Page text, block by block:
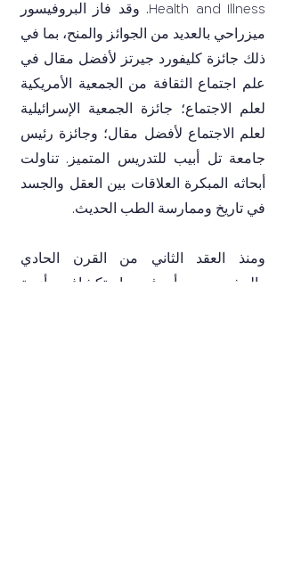
Health and Illness. وقد فاز البروفيسور
ميزراحي بالعديد من الجوائز والمنح، بما في
ذلك جائزة كليفورد جيرتز لأفضل مقال في
علم اجتماع الثقافة من الجمعية الأمريكية
لعلم الاجتماع؛ جائزة الجمعية الإسرائيلية
لعلم الاجتماع لأفضل مقال؛ وجائزة رئيس
جامعة تل أبيب للتدريس المتميز. تناولت
أبحاثه المبكرة العلاقات بين العقل والجسد
في تاريخ وممارسة الطب الحديث.
ومنذ العقد الثاني من القرن الحادي
والعشرين، بدأ في استكشاف أزمة